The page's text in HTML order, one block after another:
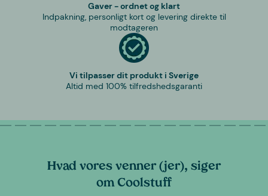
Gaver - ordnet og klart
Indpakning, personligt kort og levering direkte til
modtageren
Vi tilpasser dit produkt i Sverige
Altid med 100% tilfredshedsgaranti
Hvad vores venner (jer), siger
om Coolstuff